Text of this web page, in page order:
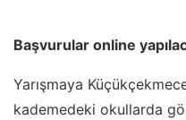
Başvurular online
Yarışmaya
kademedeki okullarda